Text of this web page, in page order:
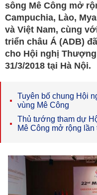
sông Mê Công mở
Campuchia, Lào,
và Việt Nam, cùng
triển châu Á (ADB)
cho Hội nghị
31/3/2018 tại Hà Nội.
Tuyên bố chung Hội
vùng Mê Công
Thủ tướng tham dự
Mê Công mở rộng lần